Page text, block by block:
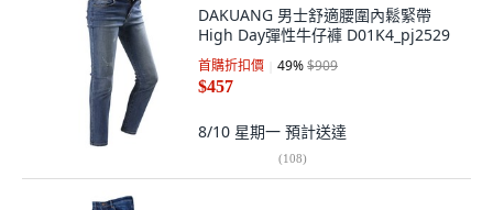
DAKUANG 男士舒適腰圍內鬆緊帶
High Day彈性牛仔褲 D01K4_pj2529
首購折扣價 49%$909
$457
8/10 星期一 預計送達
(108)